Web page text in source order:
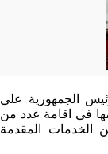
الجمهورية على
فى اقامة عدد من
الخدمات المقدمة